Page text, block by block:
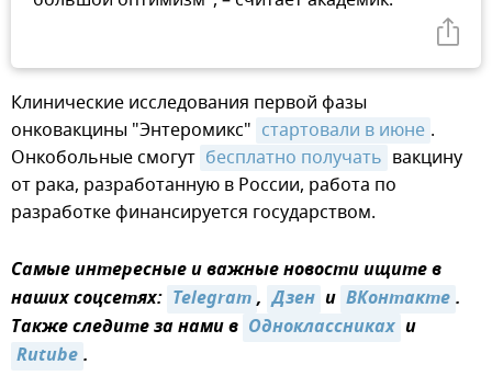
Клинические исследования первой фазы
онковакцины "Энтеромикс" стартовали в июне .
Онкобольные смогут бесплатно получать вакцину
от рака, разработанную в России, работа по
разработке финансируется государством.
Самые интересные и важные новости ищите в
наших соцсетях: Telegram, Дзен и ВКонтакте.
Также следите за нами в Одноклассниках и
Rutube.